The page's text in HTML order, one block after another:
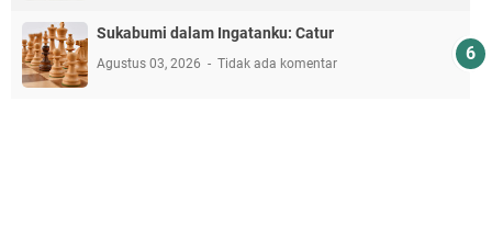
Sukabumi dalam Ingatanku: Catur
Agustus 03, 2026 Tidak ada komentar